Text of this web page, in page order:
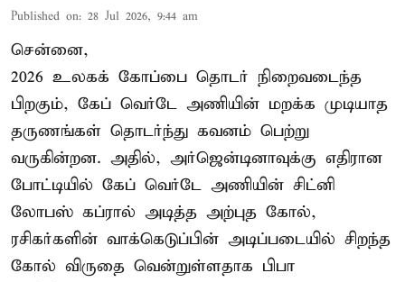
Published on: 28 Jul 2026, 9:44 am
சென்னை,
2026 உலகக் கோப்பை தொடர் நிறைவடைந்த
பிறகும், கேப் வெர்டே அணியின் மறக்க முடியாத
தருணங்கள் தொடர்ந்து கவனம் பெற்று
வருகின்றன. அதில், அர்ஜென்டினாவுக்கு எதிரான
போட்டியில் கேப் வெர்டே அணியின் சிட்னி
லோபஸ் கப்ரால் அடித்த அற்புத கோல்,
ரசிகர்களின் வாக்கெடுப்பின் அடிப்படையில் சிறந்த
கோல் விருதை வென்றுள்ளதாக பிபா